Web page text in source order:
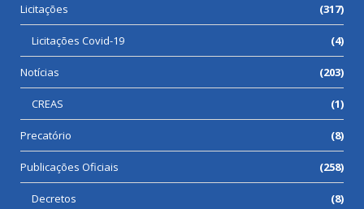
Licitações (317)
Licitações Covid-19 (4)
Notícias (203)
CREAS (1)
Precatório (8)
Publicações Oficiais (258)
Decretos (8)